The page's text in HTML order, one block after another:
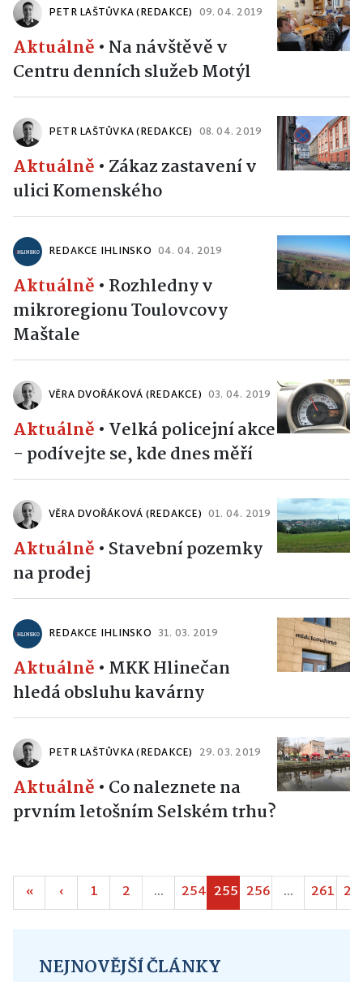
PETR LAŠTŮVKA (REDAKCE) 09. 04. 2019
Aktuálně • Na návštěvě v
Centru denních služeb Motýl
PETR LAŠTŮVKA (REDAKCE) 08. 04. 2019
Aktuálně • Zákaz zastavení v
ulici Komenského
REDAKCE IHLINSKO 04. 04. 2019
Aktuálně • Rozhledny v
mikroregionu Toulovcovy
Maštale
VĚRA DVOŘÁKOVÁ (REDAKCE) 03. 04. 2019
Aktuálně • Velká policejní akce
- podívejte se, kde dnes měří
VĚRA DVOŘÁKOVÁ (REDAKCE) 01. 04. 2019
Aktuálně • Stavební pozemky
na prodej
REDAKCE IHLINSKO 31. 03. 2019
Aktuálně • MKK Hlinečan
hledá obsluhu kavárny
PETR LAŠTŮVKA (REDAKCE) 29. 03. 2019
Aktuálně • Co naleznete na
prvním letošním Selském trhu?
« ‹ 1 2 ... 254 255 256 ... 261
NEJNOVĚJŠÍ ČLÁNKY